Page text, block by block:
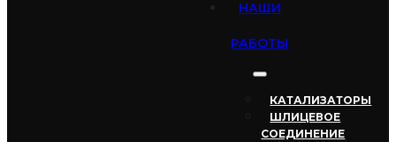
НАШИ
РАБОТЫ
КАТАЛИЗАТОРЫ
ШЛИЦЕВОЕ
СОЕДИНЕНИЕ